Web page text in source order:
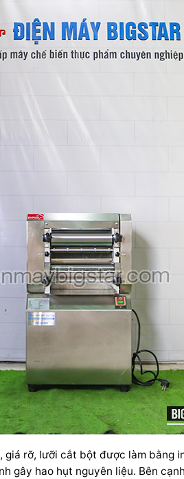
rỡ, lưỡi cắt bột được làm bằng
gây hao hụt nguyên liệu. Bên